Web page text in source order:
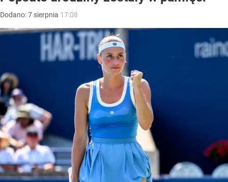
Dodano:7 sierpnia 17:08